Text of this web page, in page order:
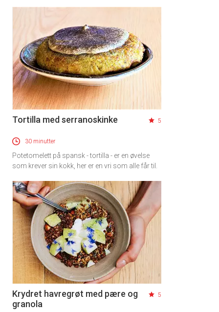
Tortilla med serranoskinke 5
30 minutter
Potetomelett på spansk - tortilla - er en øvelse
som krever sin kokk, her er en vri som alle får til.
Krydret havregrøt med pære og
granola
5